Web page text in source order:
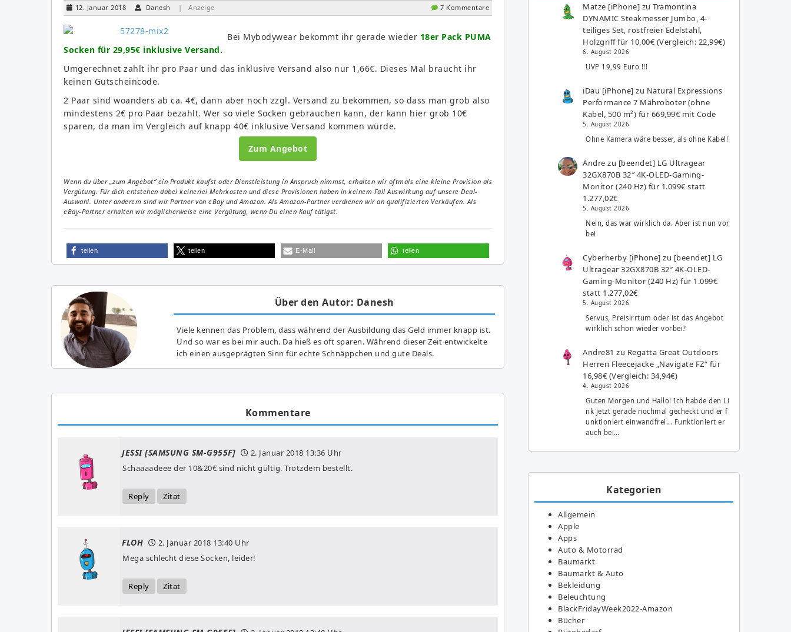
12. Januar 2018 Danesh | Anzeige 7 Kommentare
Bei Mybodywear bekommt ihr gerade wieder 18er Pack PUMA
Socken für 29,95€ inklusive Versand.
Umgerechnet zahlt ihr pro Paar und das inklusive Versand also nur 1,66€. Dieses Mal braucht ihr
keinen Gutscheincode.
2 Paar sind woanders ab ca. 4€, dann aber noch zzgl. Versand zu bekommen, so dass man grob also
mindestens 2€ pro Paar bezahlt. Wer so viele Socken gebrauchen kann, der kann hier grob 10€
sparen, da man im Vergleich auf knapp 40€ inklusive Versand kommen würde.
Zum Angebot
Wenn du über „zum Angebot“ ein Produkt kaufst oder Dienstleistung in Anspruch nimmst, erhalten wir oftmals eine kleine Provision als
Vergütung. Für dich entstehen dabei keinerlei Mehrkosten und diese Provisionen haben in keinem Fall Auswirkung auf unsere Deal-
Auswahl. Unter anderem sind wir Partner von eBay und Amazon. Als Amazon-Partner verdienen wir an qualifizierten Verkäufen. Als
eBay-Partner erhalten wir möglicherweise eine Vergütung, wenn Du einen Kauf tätigst.
teilen teilen E-Mail teilen
Über den Autor: Danesh
Viele kennen das Problem, dass während der Ausbildung das Geld immer knapp ist.
Und so war es bei mir auch. Da hieß es oft sparen. Während dieser Zeit entwickelte
ich einen ausgeprägten Sinn für echte Schnäppchen und gute Deals.
Kommentare
JESSI [SAMSUNG SM-G955F] 2. Januar 2018 13:36 Uhr
Schaaaadeee der 10&20€ sind nicht gültig. Trotzdem bestellt.
Reply Zitat
FLOH 2. Januar 2018 13:40 Uhr
Mega schlecht diese Socken, leider!
Reply Zitat
Matze [iPhone] zuTramontina
DYNAMIC Steakmesser Jumbo, 4-
teiliges Set, rostfreier Edelstahl,
Holzgriff für 10,00€ (Vergleich: 22,99€)
6. August 2026
UVP 19,99 Euro !!!
iDau [iPhone] zu Natural Expressions
Performance 7 Mähroboter (ohne
Kabel, 500 m²) für 669,99€ mit Code
5. August 2026
Ohne Kamera wäre besser, als ohne Kabel!
Andre zu [beendet] LG Ultragear
32GX870B 32″ 4K-OLED-Gaming-
Monitor (240 Hz) für 1.099€ statt
1.277,02€
5. August 2026
Nein, das war wirklich da. Aber ist nun vor
bei
Cyberherby [iPhone] zu [beendet] LG
Ultragear 32GX870B 32″ 4K-OLED-
Gaming-Monitor (240 Hz) für 1.099€
statt 1.277,02€
5. August 2026
Servus, Preisirrtum oder ist das Angebot
wirklich schon wieder vorbei?
Andre81 zu Regatta Great Outdoors
Herren Fleecejacke „Navigate FZ“ für
16,98€ (Vergleich: 34,94€)
4. August 2026
Guten Morgen und Hallo! Ich habde den Li
nk jetzt gerade nochmal gecheckt und er f
unktioniert einwandfrei... Funktioniert er
auch bei…
Kategorien
Allgemein
Apple
Apps
Auto & Motorrad
Baumarkt
Baumarkt & Auto
Bekleidung
Beleuchtung
BlackFridayWeek2022-Amazon
Bücher